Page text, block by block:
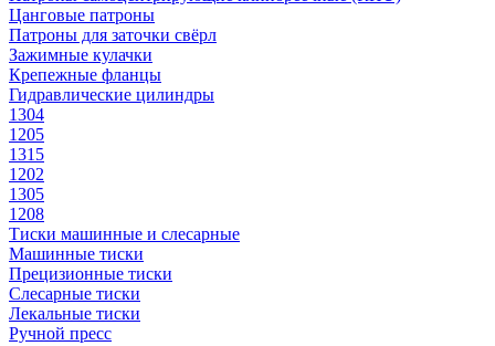
Цанговые патроны
Патроны для заточки свёрл
Зажимные кулачки
Крепежные фланцы
Гидравлические цилиндры
1304
1205
1315
1202
1305
1208
Тиски машинные и слесарные
Машинные тиски
Прецизионные тиски
Слесарные тиски
Лекальные тиски
Ручной пресс